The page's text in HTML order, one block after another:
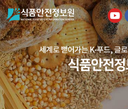
건강하고 안전한 식생활,
든든하게 지키는 식품안
식품안전정
세계로 뻗어가는 K-푸드, 글
식품안전